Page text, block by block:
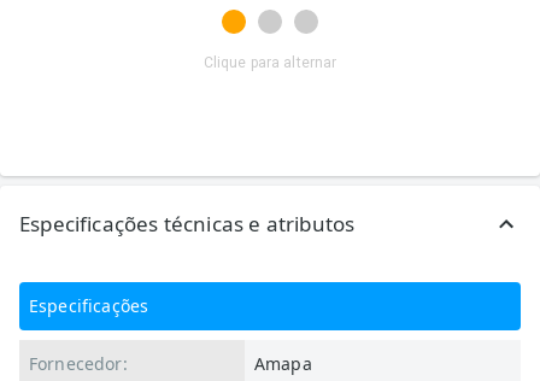
Clique para alternar
Especificações técnicas e atributos
Especificações
Fornecedor: Amapa